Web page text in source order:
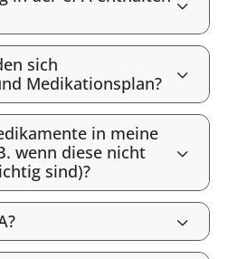
sich
Medikationsplan?
in meine
wenn diese nicht
sind)?